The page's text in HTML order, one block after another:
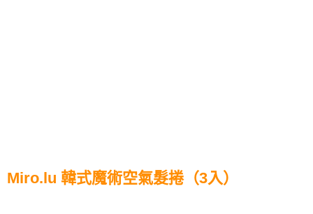
Miro.lu 韓式魔術空氣髮捲（3入）